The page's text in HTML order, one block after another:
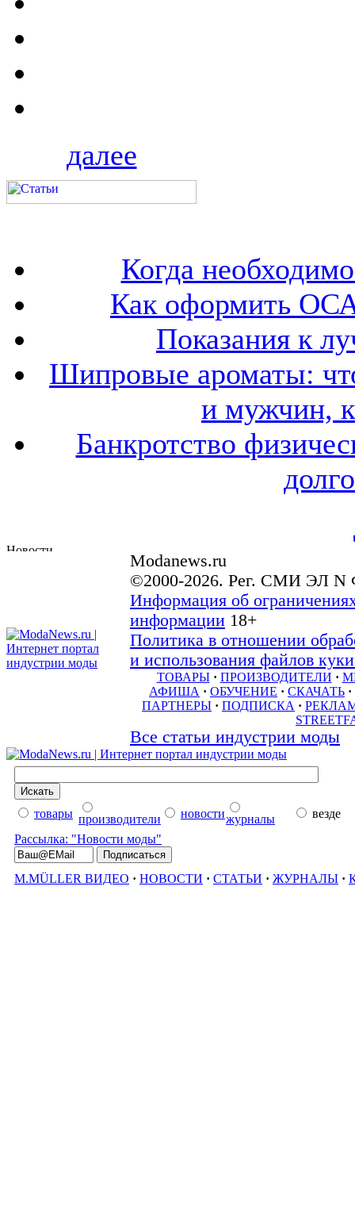
далее
Когда
Как оформить
Показания к
Шипровые ароматы:
и мужчин,
Банкротство
Modanews.ru
©2000-2026. Рег. СМИ ЭЛ N
Информация об
информации 18+
Политика в отношении
и использования файлов
ТОВАРЫ · ПРОИЗВОДИТЕЛИ ·
АФИША · ОБУЧЕНИЕ · СКАЧАТЬ ·
ПАРТНЕРЫ · ПОДПИСКА ·
Все статьи индустрии моды
товары производители новостижурналы
везде
Рассылка: "Новости моды"
M.MÜLLER ВИДЕО · НОВОСТИ · СТАТЬИ · ЖУРНАЛЫ ·